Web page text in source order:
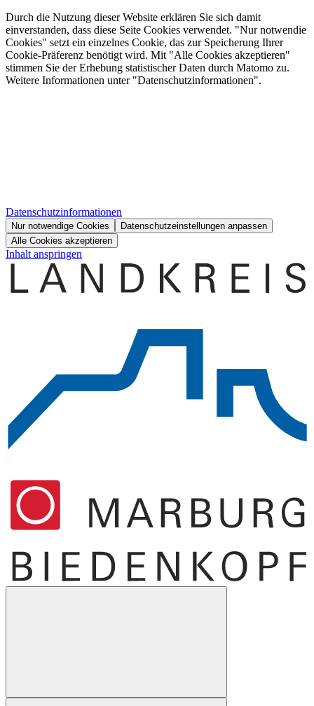
Durch die Nutzung dieser Website erklären Sie sich damit
einverstanden, dass diese Seite Cookies verwendet. "Nur notwendie
Cookies" setzt ein einzelnes Cookie, das zur Speicherung Ihrer
Cookie-Präferenz benötigt wird. Mit "Alle Cookies akzeptieren"
stimmen Sie der Erhebung statistischer Daten durch Matomo zu.
Weitere Informationen unter "Datenschutzinformationen".
Datenschutzinformationen
Nur notwendige Cookies
Datenschutzeinstellungen anpassen
Alle Cookies akzeptieren
Inhalt anspringen